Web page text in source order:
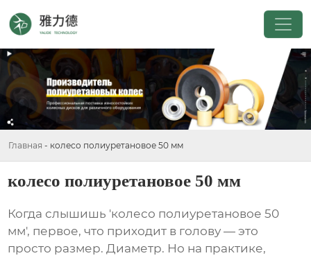
Главная - колесо полиуретановое 50 мм
колесо полиуретановое 50 мм
Когда слышишь 'колесо полиуретановое 50
мм', первое, что приходит в голову — это
просто размер. Диаметр. Но на практике,